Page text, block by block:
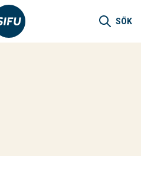
SÖK